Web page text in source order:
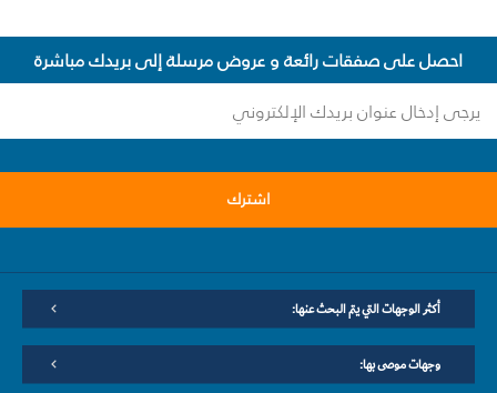
احصل على صفقات رائعة و عروض مرسلة إلى بريدك مباشرة
اشترك
أكثر الوجهات التي يتم البحث عنها:
وجهات موصى بها: